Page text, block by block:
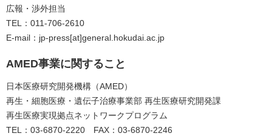
広報・渉外担当
TEL：011-706-2610
E-mail：jp-press[at]general.hokudai.ac.jp
AMED事業に関すること
日本医療研究開発機構（AMED）
再生・細胞医療・遺伝子治療事業部 再生医療研究開発課
再生医療実現拠点ネットワークプログラム
TEL：03-6870-2220 FAX：03-6870-2246